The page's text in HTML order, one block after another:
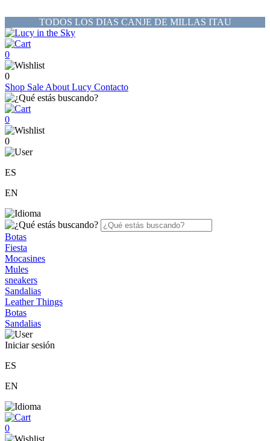
TODOS LOS DIAS CANJE DE MILLAS ITAU
0
0
Shop Sale About Lucy Contacto
0
0
ES
EN
Botas
Fiesta
Mocasines
Mules
sneakers
Sandalias
Leather Things
Botas
Sandalias
Iniciar sesión
ES
EN
0